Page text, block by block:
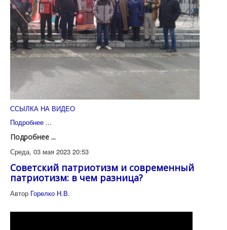
ССЫЛКА НА ВИДЕО
Подробнее ...
Подробнее ...
Среда, 03 мая 2023 20:53
Советский патриотизм и современный
патриотизм: в чем разница?
Автор Горелко Н.В.